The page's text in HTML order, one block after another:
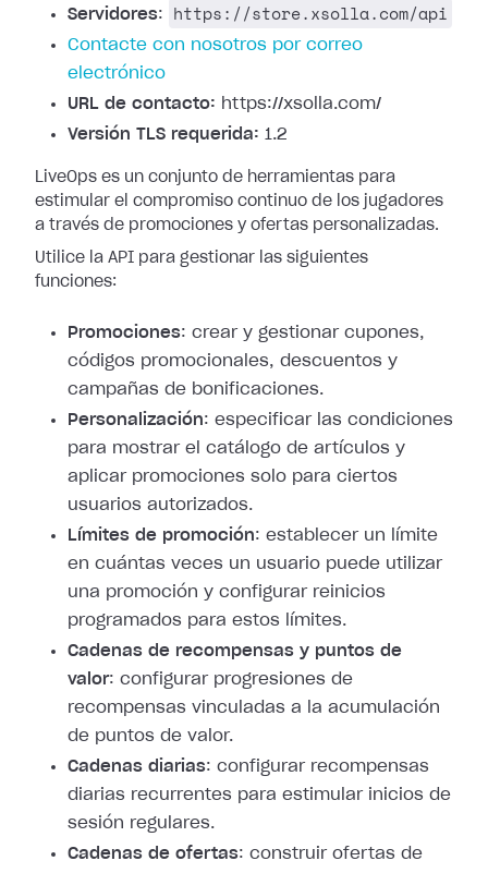
Servidores: https://store.xsolla.com/api
Contacte con nosotros por correo
electrónico
URL de contacto: https://xsolla.com/
Versión TLS requerida: 1.2
LiveOps es un conjunto de herramientas para
estimular el compromiso continuo de los jugadores
a través de promociones y ofertas personalizadas.
Utilice la API para gestionar las siguientes
funciones:
Promociones: crear y gestionar cupones,
códigos promocionales, descuentos y
campañas de bonificaciones.
Personalización: especificar las condiciones
para mostrar el catálogo de artículos y
aplicar promociones solo para ciertos
usuarios autorizados.
Límites de promoción: establecer un límite
en cuántas veces un usuario puede utilizar
una promoción y configurar reinicios
programados para estos límites.
Cadenas de recompensas y puntos de
valor: configurar progresiones de
recompensas vinculadas a la acumulación
de puntos de valor.
Cadenas diarias: configurar recompensas
diarias recurrentes para estimular inicios de
sesión regulares.
Cadenas de ofertas: construir ofertas de